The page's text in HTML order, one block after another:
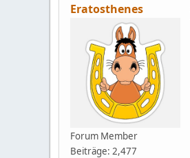
Eratosthenes
Forum Member
Beiträge: 2,477